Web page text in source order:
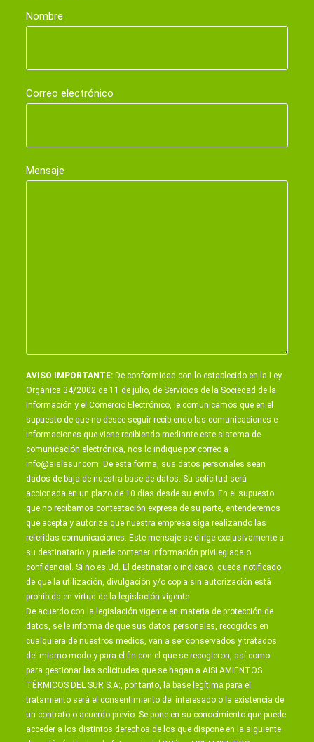
Nombre
Correo electrónico
Mensaje
AVISO IMPORTANTE: De conformidad con lo establecido en la Ley
Orgánica 34/2002 de 11 de julio, de Servicios de la Sociedad de la
Información y el Comercio Electrónico, le comunicamos que en el
supuesto de que no desee seguir recibiendo las comunicaciones e
informaciones que viene recibiendo mediante este sistema de
comunicación electrónica, nos lo indique por correo a
info@aislasur.com. De esta forma, sus datos personales sean
dados de baja de nuestra base de datos. Su solicitud será
accionada en un plazo de 10 días desde su envío. En el supuesto
que no recibamos contestación expresa de su parte, entenderemos
que acepta y autoriza que nuestra empresa siga realizando las
referidas comunicaciones. Este mensaje se dirige exclusivamente a
su destinatario y puede contener información privilegiada o
confidencial. Si no es Ud. El destinatario indicado, queda notificado
de que la utilización, divulgación y/o copia sin autorización está
prohibida en virtud de la legislación vigente.
De acuerdo con la legislación vigente en materia de protección de
datos, se le informa de que sus datos personales, recogidos en
cualquiera de nuestros medios, van a ser conservados y tratados
del mismo modo y para el fin con el que se recogieron, así como
para gestionar las solicitudes que se hagan a AISLAMIENTOS
TÉRMICOS DEL SUR S.A:, por tanto, la base legítima para el
tratamiento será el consentimiento del interesado o la existencia de
un contrato o acuerdo previo. Se pone en su conocimiento que puede
acceder a los distintos derechos de los que dispone en la siguiente